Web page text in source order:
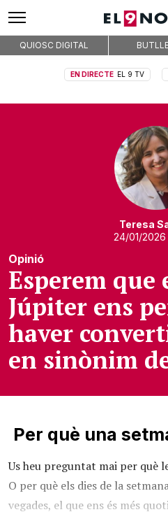
QUIOSC DIGITAL
EN DIRECTE EL 9 TV
Teresa
24/01/2026
Opinió
Esperem que
Júpiter ens
haver
en sinònim
Per què una
Us heu preguntat mai per què
O per què els dies de la
vegades, el que ens és més